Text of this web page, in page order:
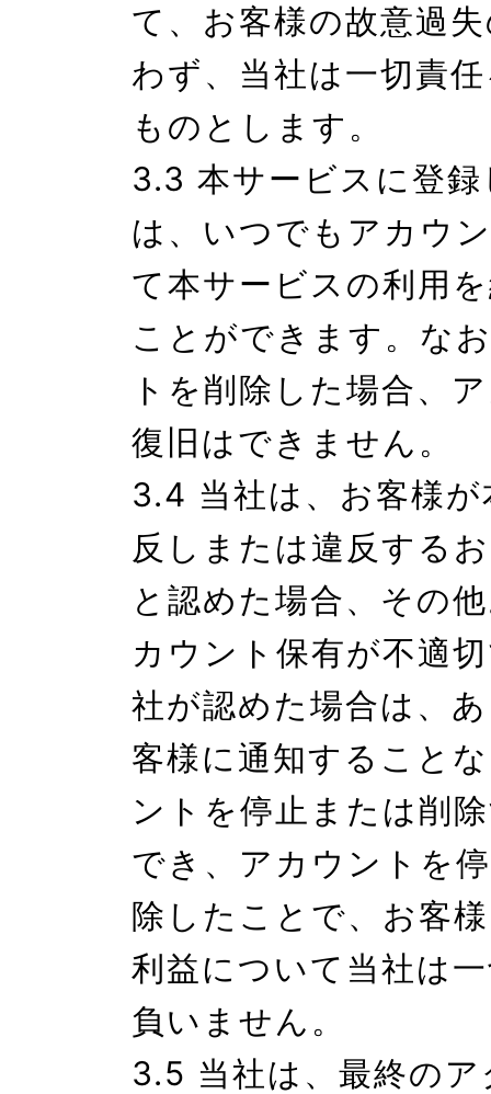
て、お客様の故意過
わず、当社は一切責
ものとします。
3.3 本サービスに登
は、いつでもアカウ
て本サービスの利用
ことができます。な
トを削除した場合、
復旧はできません。
3.4 当社は、お客様
反しまたは違反する
と認めた場合、その
カウント保有が不適
社が認めた場合は、
客様に通知すること
ントを停止または削
でき、アカウントを
除したことで、お客
利益について当社は
負いません。
3.5 当社は、最終の